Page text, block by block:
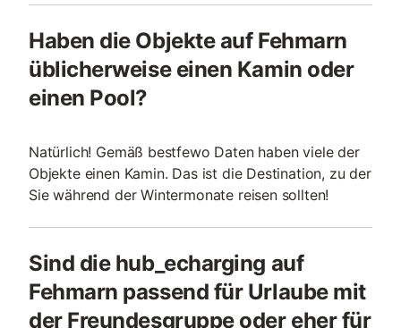
Haben die Objekte auf Fehmarn
üblicherweise einen Kamin oder
einen Pool?
Natürlich! Gemäß bestfewo Daten haben viele der
Objekte einen Kamin. Das ist die Destination, zu der
Sie während der Wintermonate reisen sollten!
Sind die hub_echarging auf
Fehmarn passend für Urlaube mit
der Freundesgruppe oder eher für